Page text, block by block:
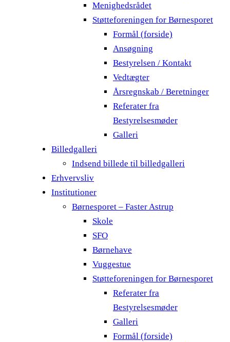
Menighedsrådet
Støtteforeningen for Børnesporet
Formål (forside)
Ansøgning
Bestyrelsen / Kontakt
Vedtægter
Årsregnskab / Beretninger
Referater fra
Bestyrelsesmøder
Galleri
Billedgalleri
Indsend billede til billedgalleri
Erhvervsliv
Institutioner
Børnesporet – Faster Astrup
Skole
SFO
Børnehave
Vuggestue
Støtteforeningen for Børnesporet
Referater fra
Bestyrelsesmøder
Galleri
Formål (forside)